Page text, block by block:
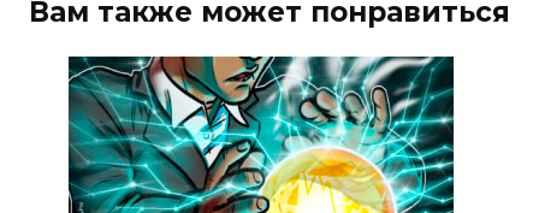
Вам также может понравиться